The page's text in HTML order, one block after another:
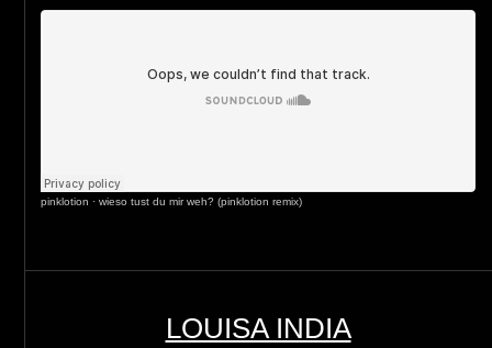
pinklotion · wieso tust du mir weh? (pinklotion remix)
LOUISA INDIA